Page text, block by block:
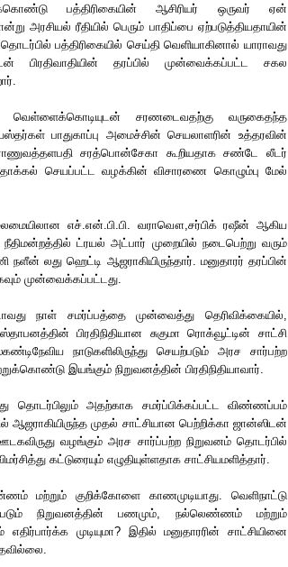
பத்திரிகையின் ஆசிரியர் ஒருவர் ஏன்
ரீதியில் பெரும் பாதிப்பை ஏற்படுத்தியதாயின்
பத்திரிகையில் செய்தி வெளியாகினால் யாராவது
பிரதிவாதியின் தரப்பில் முன்வைக்கப்பட்ட சகல
வெள்ளைக்கொடியுடன் சரணடைவதற்கு வருகைதந்த
பாதுகாப்பு அமைச்சின் செயலாளரின் உத்தரவின்
சரத்பொன்சேகா கூறியதாக சண்டே லீடர்
தாக்கல் செயப்பட்ட வழக்கின் விசாரணை கொழும்பு மேல்
எச்.என்.பி.பி. வராவௌ,சர்பிக் ரஷீன் ஆகிய
நீதிமன்றத்தில் ட்ரயல் அட்பார் முறையில் நடைபெற்று வரும்
நளீன் லது ஹெட்டி ஆஜராகியிருந்தார். மனுதாரர் தரப்பின்
முன்வைக்கப்பட்டது.
நாள் சமர்ப்பத்தை முன்வைத்து தெரிவிக்கையில்,
பிரதிநிதியான சுகுமா ரொக்வூட்டின் சாட்சி
நாடுகளிலிருந்து செயற்படும் அரச சார்பற்ற
இயங்கும் நிறுவனத்தின் பிரதிநிதியாவார்.
அதற்காக சமர்ப்பிக்கப்பட்ட விண்ணப்பம்
ஆஜராகியிருந்த முதல் சாட்சியான பெற்றிக்கா ஜான்ஸிடன்
வழங்கும் அரச சார்ப்பற்ற நிறுவனம் தொடர்பில்
கட்டுரையும் எழுதியுள்ளதாக சாட்சியமளித்தார்.
மற்றும் குறிக்கோளை காணமுடியாது. வெளிநாட்டு
நிறுவனத்தின் பணமும், நல்லெண்ணம் மற்றும்
முடியுமா? இதில் மனுதாரரின் சாட்சியினை